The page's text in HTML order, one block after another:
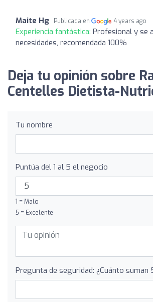
Maite Hg Publicada en 4 years ago
Experiencia fantástica: Profesional y se
necesidades, recomendada 100%
Deja tu opinión sobre
Centelles Dietista-
Tu nombre
Puntúa del 1 al 5 el negocio
1 = Malo
5 = Excelente
Pregunta de seguridad: ¿Cuánto suman